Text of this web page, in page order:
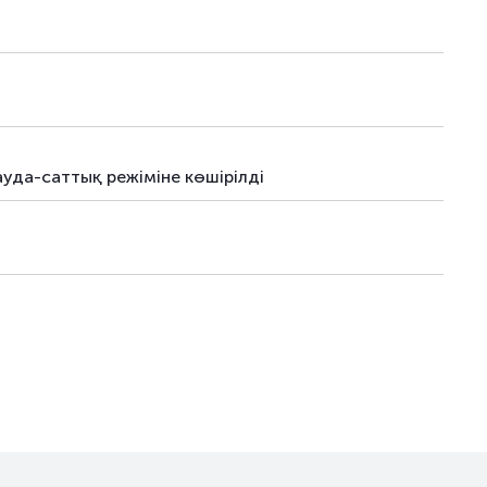
облигациялар
саттық режіміне көшірілді